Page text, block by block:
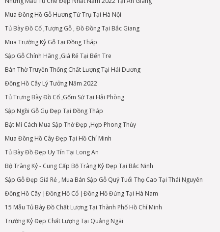
Mua Đồng Hồ Gỗ Hương Tứ Trụ Tại Hà Nội
Tủ Bày Đồ Cổ ,Tượng Gỗ , Đồ Đồng Tại Bắc Giang
Mua Trường Kỷ Gỗ Tại Đồng Tháp
Sập Gỗ Chính Hãng ,Giá Rẻ Tại Bến Tre
Bàn Thờ Truyền Thống Chất Lượng Tại Hải Dương
Đồng Hồ Cây Lý Tưởng Năm 2022
Tủ Trưng Bày Đồ Cổ ,Gốm Sứ Tại Hải Phòng
Sập Ngồi Gỗ Gụ Đẹp Tại Đồng Tháp
Bật Mí Cách Mua Sập Thờ Đẹp ,Hợp Phong Thủy
Mua Đồng Hồ Cây Đẹp Tại Hồ Chí Minh
Tủ Bày Đồ Đẹp Uy Tín Tại Long An
Bộ Tràng Kỷ - Cung Cấp Bộ Tràng Kỷ Đẹp Tại Bắc Ninh
Sập Gỗ Đẹp Giá Rẻ , Mua Bán Sập Gỗ Quý Tuổi Thọ Cao Tại Thái Nguyên
Đồng Hồ Cây |Đồng Hồ Cổ |Đồng Hồ Đứng Tại Hà Nam
15 Mẫu Tủ Bày Đồ Chất Lượng Tại Thành Phố Hồ Chí Minh
Trường Kỷ Đẹp Chất Lượng Tại Quảng Ngãi